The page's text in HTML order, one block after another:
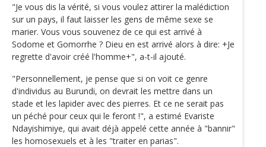
"Je vous dis la vérité, si vous voulez attirer la malédiction
sur un pays, il faut laisser les gens de même sexe se
marier. Vous vous souvenez de ce qui est arrivé à
Sodome et Gomorrhe ? Dieu en est arrivé alors à dire: +Je
regrette d'avoir créé l'homme+", a-t-il ajouté.
"Personnellement, je pense que si on voit ce genre
d'individus au Burundi, on devrait les mettre dans un
stade et les lapider avec des pierres. Et ce ne serait pas
un péché pour ceux qui le feront !", a estimé Evariste
Ndayishimiye, qui avait déjà appelé cette année à "bannir"
les homosexuels et à les "traiter en parias".